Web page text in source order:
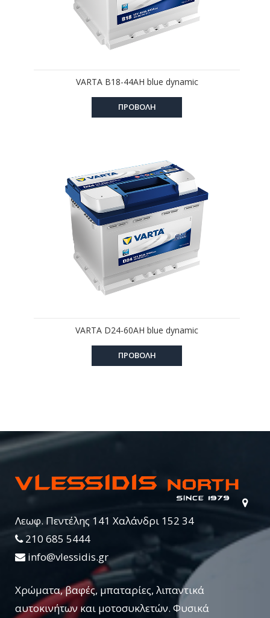
VARTA B18-44AH blue dynamic
ΠΡΟΒΟΛΗ
VARTA D24-60AH blue dynamic
ΠΡΟΒΟΛΗ
Λεωφ. Πεντέλης 141 Χαλάνδρι 152 34
210 685 5444
info@vlessidis.gr
Χρώματα, βαφές, μπαταρίες, λιπαντικά
αυτοκινήτων και μοτοσυκλετών. Φυσικά